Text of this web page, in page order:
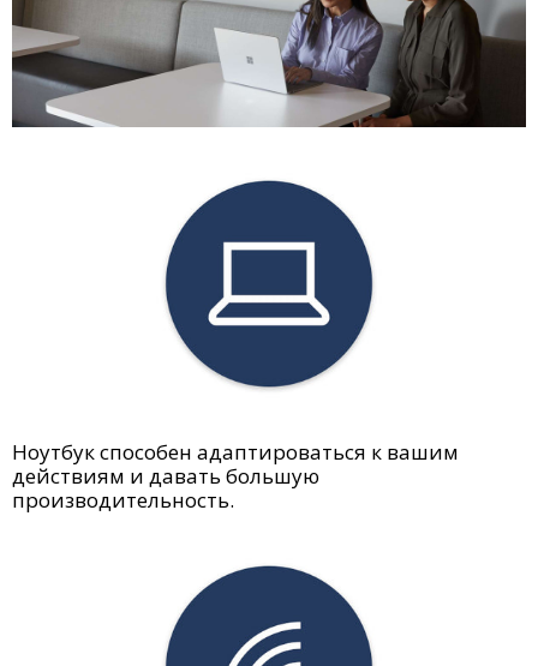
Ноутбук способен адаптироваться к вашим
действиям и давать большую
производительность.